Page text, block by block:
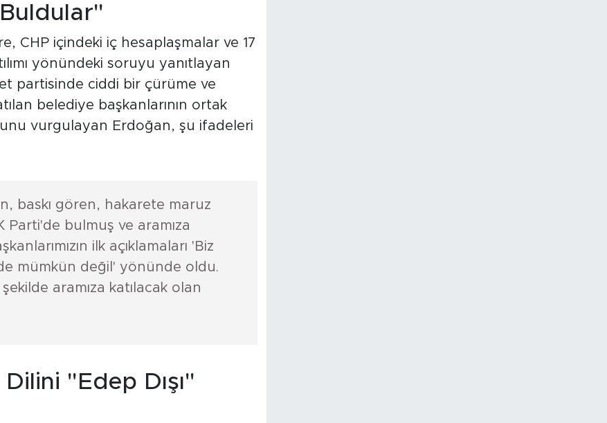
CHP içindeki iç hesaplaşmalar ve 17
yönündeki soruyu yanıtlayan
partisinde ciddi bir çürüme ve
belediye başkanlarının ortak
vurgulayan Erdoğan, şu ifadeleri
baskı gören, hakarete maruz
Parti'de bulmuş ve aramıza
ilk açıklamaları 'Biz
mümkün değil' yönünde oldu.
aramıza katılacak olan
"Edep Dışı"